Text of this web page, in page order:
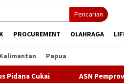
Pencarian
PROCUREMENT OLAHRAGA
Kalimantan Papua
ASN Pemprov DKI